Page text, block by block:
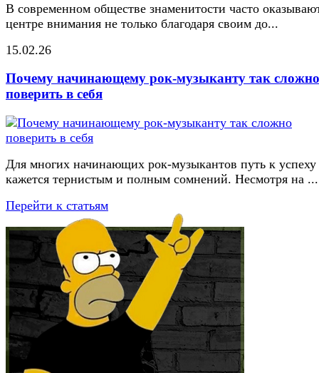
В современном обществе знаменитости часто
центре внимания не только благодаря своим до...
15.02.26
Почему начинающему рок-музыканту так сложно
поверить в себя
Для многих начинающих рок-музыкантов путь к успеху
кажется тернистым и полным сомнений. Несмотря на ...
Перейти к статьям